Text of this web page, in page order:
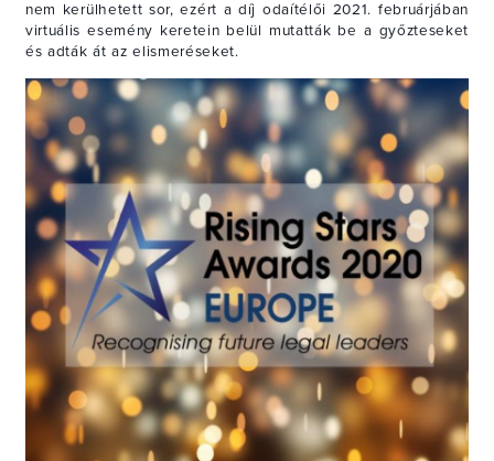
nem kerülhetett sor, ezért a díj odaítélői 2021. februárjában
virtuális esemény keretein belül mutatták be a győzteseket
és adták át az elismeréseket.